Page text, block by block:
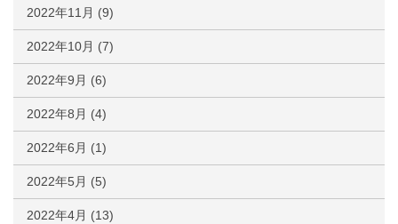
2022年11月 (9)
2022年10月 (7)
2022年9月 (6)
2022年8月 (4)
2022年6月 (1)
2022年5月 (5)
2022年4月 (13)